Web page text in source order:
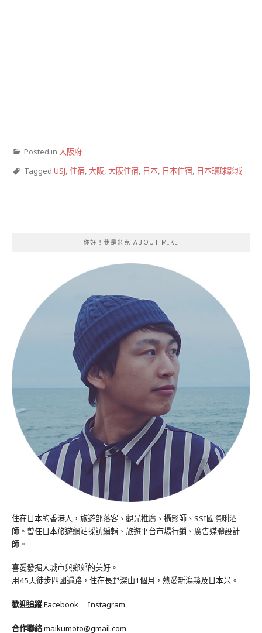
Posted in 大阪府
Tagged USJ, 住宿, 大阪, 大阪住宿, 日本, 日本住宿, 日本環球影城
你好！我是米克 ABOUT MIKE
住在日本的香港人，旅遊部落客、觀光推廣、攝影師、SSI國際唎酒
師。曾任日本旅遊網站採訪編輯、旅遊平台市場行銷、廣告媒體設計
師。
喜愛發掘大城市與鄉郊的美好。
用45天徒步四國遍路，住在長野深山1個月，熱愛新潟縣及日本米。
歡迎追蹤Facebook ｜ Instagram
合作聯絡maikumoto@gmail.com